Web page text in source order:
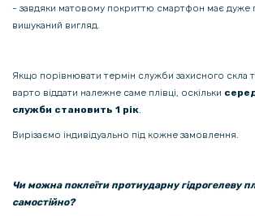
159 грн
- завдяки матовому покриттю смартфон має дуже
вишуканий вигляд.
Якщо порівнювати термін служби захисного скла
варто віддати належне саме плівці, оскільки
служби становить 1 рік.
Вирізаємо індивідуально під кожне замовлення.
Чи можна поклеїти протиударну гідрогелеву
самостійно?